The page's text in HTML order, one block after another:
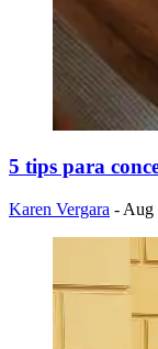
5 tips para
Karen Vergara - Aug